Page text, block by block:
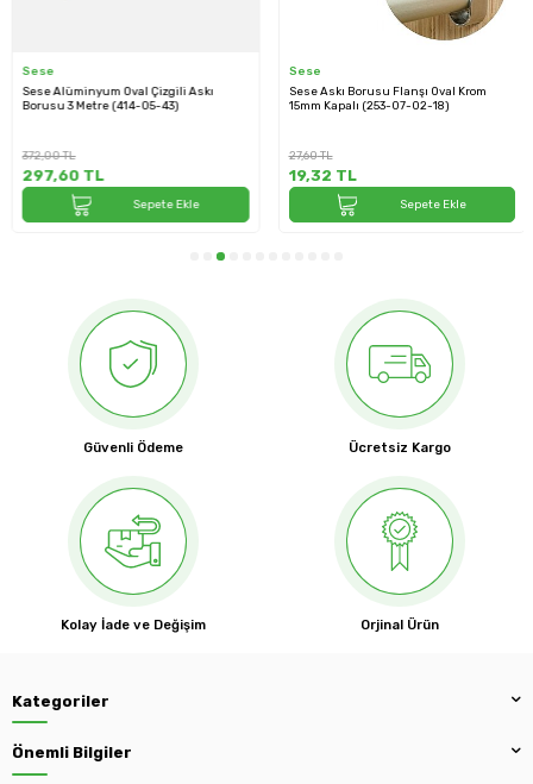
Sese
Sese Alüminyum Oval Çizgili Askı
Borusu 3 Metre (414-05-43)
372,00TL
297,60TL
Sepete Ekle
Sese
Sese Askı Borusu Flanşı Oval Krom
15mm Kapalı (253-07-02-18)
27,60TL
19,32TL
Sepete Ekle
Güvenli Ödeme Ücretsiz Kargo
Kolay İade ve Değişim Orjinal Ürün
Kategoriler
Önemli Bilgiler